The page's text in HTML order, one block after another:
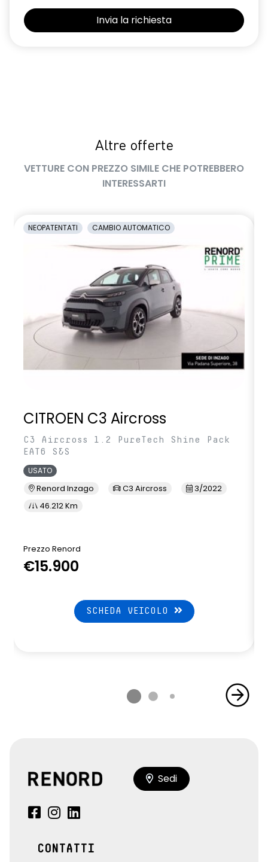
Selleria Stepway in tessuto blu e nero
Volante regolabile in altezza e profondità
Altre offerte
VETTURE CON PREZZO SIMILE CHE POTREBBERO
INTERESSARTI
NEOPATENTATI CAMBIO AUTOMATICO
CITROEN C3 Aircross
C3 Aircross 1.2 PureTech Shine Pack
EAT6 S&S
USATO
Renord Inzago C3 Aircross
3/2022
46.212 Km
Prezzo Renord
€15.900
SCHEDA VEICOLO
Sedi
CONTATTI